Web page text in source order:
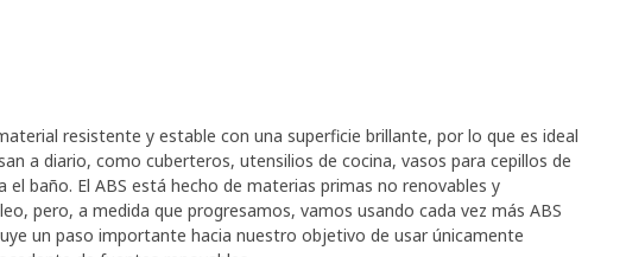
resistente y estable con una superficie brillante, por lo que es ideal
a diario, como cuberteros, utensilios de cocina, vasos para cepillos de
el baño. El ABS está hecho de materias primas no renovables y
pero, a medida que progresamos, vamos usando cada vez más ABS
un paso importante hacia nuestro objetivo de usar únicamente